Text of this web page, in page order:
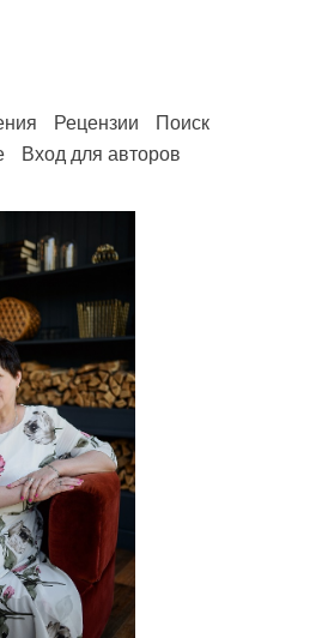
Рецензии
Поиск
Вход для авторов